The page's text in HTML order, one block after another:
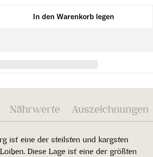
Ried Loibenberg Wachau
für Riesling Ried Loibenberg
In den Warenkorb legen
Nährwerte Auszeichnungen
ist eine der steilsten und kargsten
Diese Lage ist eine der größten